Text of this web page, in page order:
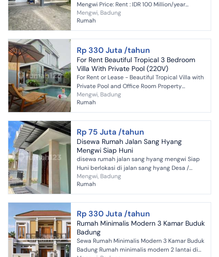
Mengwi Price: Rent : IDR 100 Million/year
(minimum rent 1 year) Sale : IDR IDR 2,850
billion/Negotia...
Mengwi, Badung
Rumah
Rp 330 Juta /tahun
For Rent Beautiful Tropical 3 Bedroom
Villa With Private Pool (220V)
For Rent or Lease - Beautiful Tropical Villa with
Private Pool and Office Room Property
Highlights: Private large swimming pool and
lush tropica...
Mengwi, Badung
Rumah
Rp 75 Juta /tahun
Disewa Rumah Jalan Sang Hyang
Mengwi Siap Huni
disewa rumah jalan sang hyang mengwi Siap
Huni berlokasi di jalan sang hyang Desa /
kelurahan : buduk Kecamatan : mengwi
Kabupaten : badung sellin...
Mengwi, Badung
Rumah
Rp 330 Juta /tahun
Rumah Minimalis Modern 3 Kamar Buduk
Badung
Sewa Rumah Minimalis Modern 3 Kamar Buduk
Badung Rumah minimalis modern 2 lantai di